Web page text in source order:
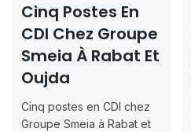
Cinq Postes En
CDI Chez Groupe
Smeia À Rabat Et
Oujda
Cinq postes en CDI chez
Groupe Smeia à Rabat et